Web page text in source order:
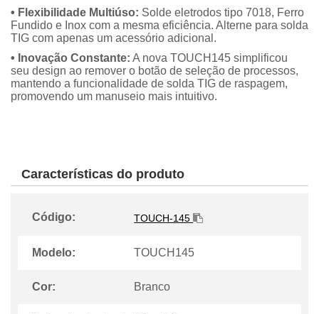
• Flexibilidade Multiúso: Solde eletrodos tipo 7018, Ferro
Fundido e Inox com a mesma eficiência. Alterne para solda
TIG com apenas um acessório adicional.
• Inovação Constante: A nova TOUCH145 simplificou
seu design ao remover o botão de seleção de processos,
mantendo a funcionalidade de solda TIG de raspagem,
promovendo um manuseio mais intuitivo.
Características do produto
Código: TOUCH-145
Modelo: TOUCH145
Cor: Branco